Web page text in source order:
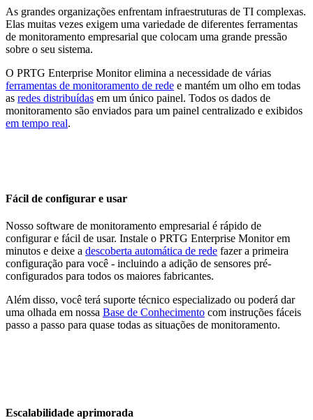
As grandes organizações enfrentam infraestruturas de TI complexas.
Elas muitas vezes exigem uma variedade de diferentes ferramentas
de monitoramento empresarial que colocam uma grande pressão
sobre o seu sistema.
O PRTG Enterprise Monitor elimina a necessidade de várias
ferramentas de monitoramento de rede e mantém um olho em todas
as redes distribuídas em um único painel. Todos os dados de
monitoramento são enviados para um painel centralizado e exibidos
em tempo real.
Fácil de configurar e usar
Nosso software de monitoramento empresarial é rápido de
configurar e fácil de usar. Instale o PRTG Enterprise Monitor em
minutos e deixe a descoberta automática de rede fazer a primeira
configuração para você - incluindo a adição de sensores pré-
configurados para todos os maiores fabricantes.
Além disso, você terá suporte técnico especializado ou poderá dar
uma olhada em nossa Base de Conhecimento com instruções fáceis
passo a passo para quase todas as situações de monitoramento.
Escalabilidade aprimorada